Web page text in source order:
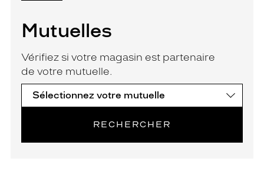
Mutuelles
Vérifiez si votre magasin est partenaire
de votre mutuelle.
RECHERCHER